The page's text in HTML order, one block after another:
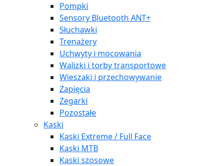
Pompki
Sensory Bluetooth ANT+
Słuchawki
Trenażery
Uchwyty i mocowania
Walizki i torby transportowe
Wieszaki i przechowywanie
Zapięcia
Zegarki
Pozostałe
Kaski
Kaski Extreme / Full Face
Kaski MTB
Kaski szosowe